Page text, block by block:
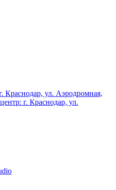
Краснодар, ул. Аэродромная,
г. Краснодар, ул.